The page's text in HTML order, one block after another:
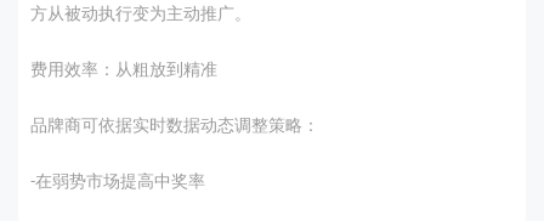
方从被动执行变为主动推广。
费用效率：从粗放到精准
品牌商可依据实时数据动态调整策略：
-在弱势市场提高中奖率